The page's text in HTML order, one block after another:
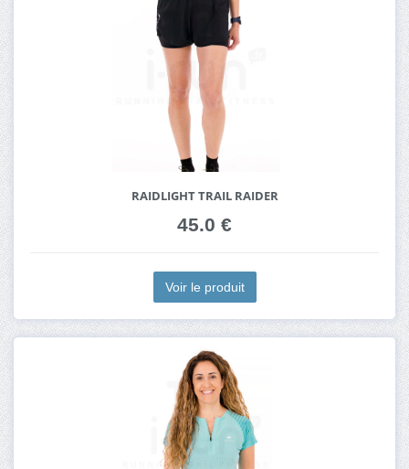
RAIDLIGHT TRAIL RAIDER
45.0 €
Voir le produit